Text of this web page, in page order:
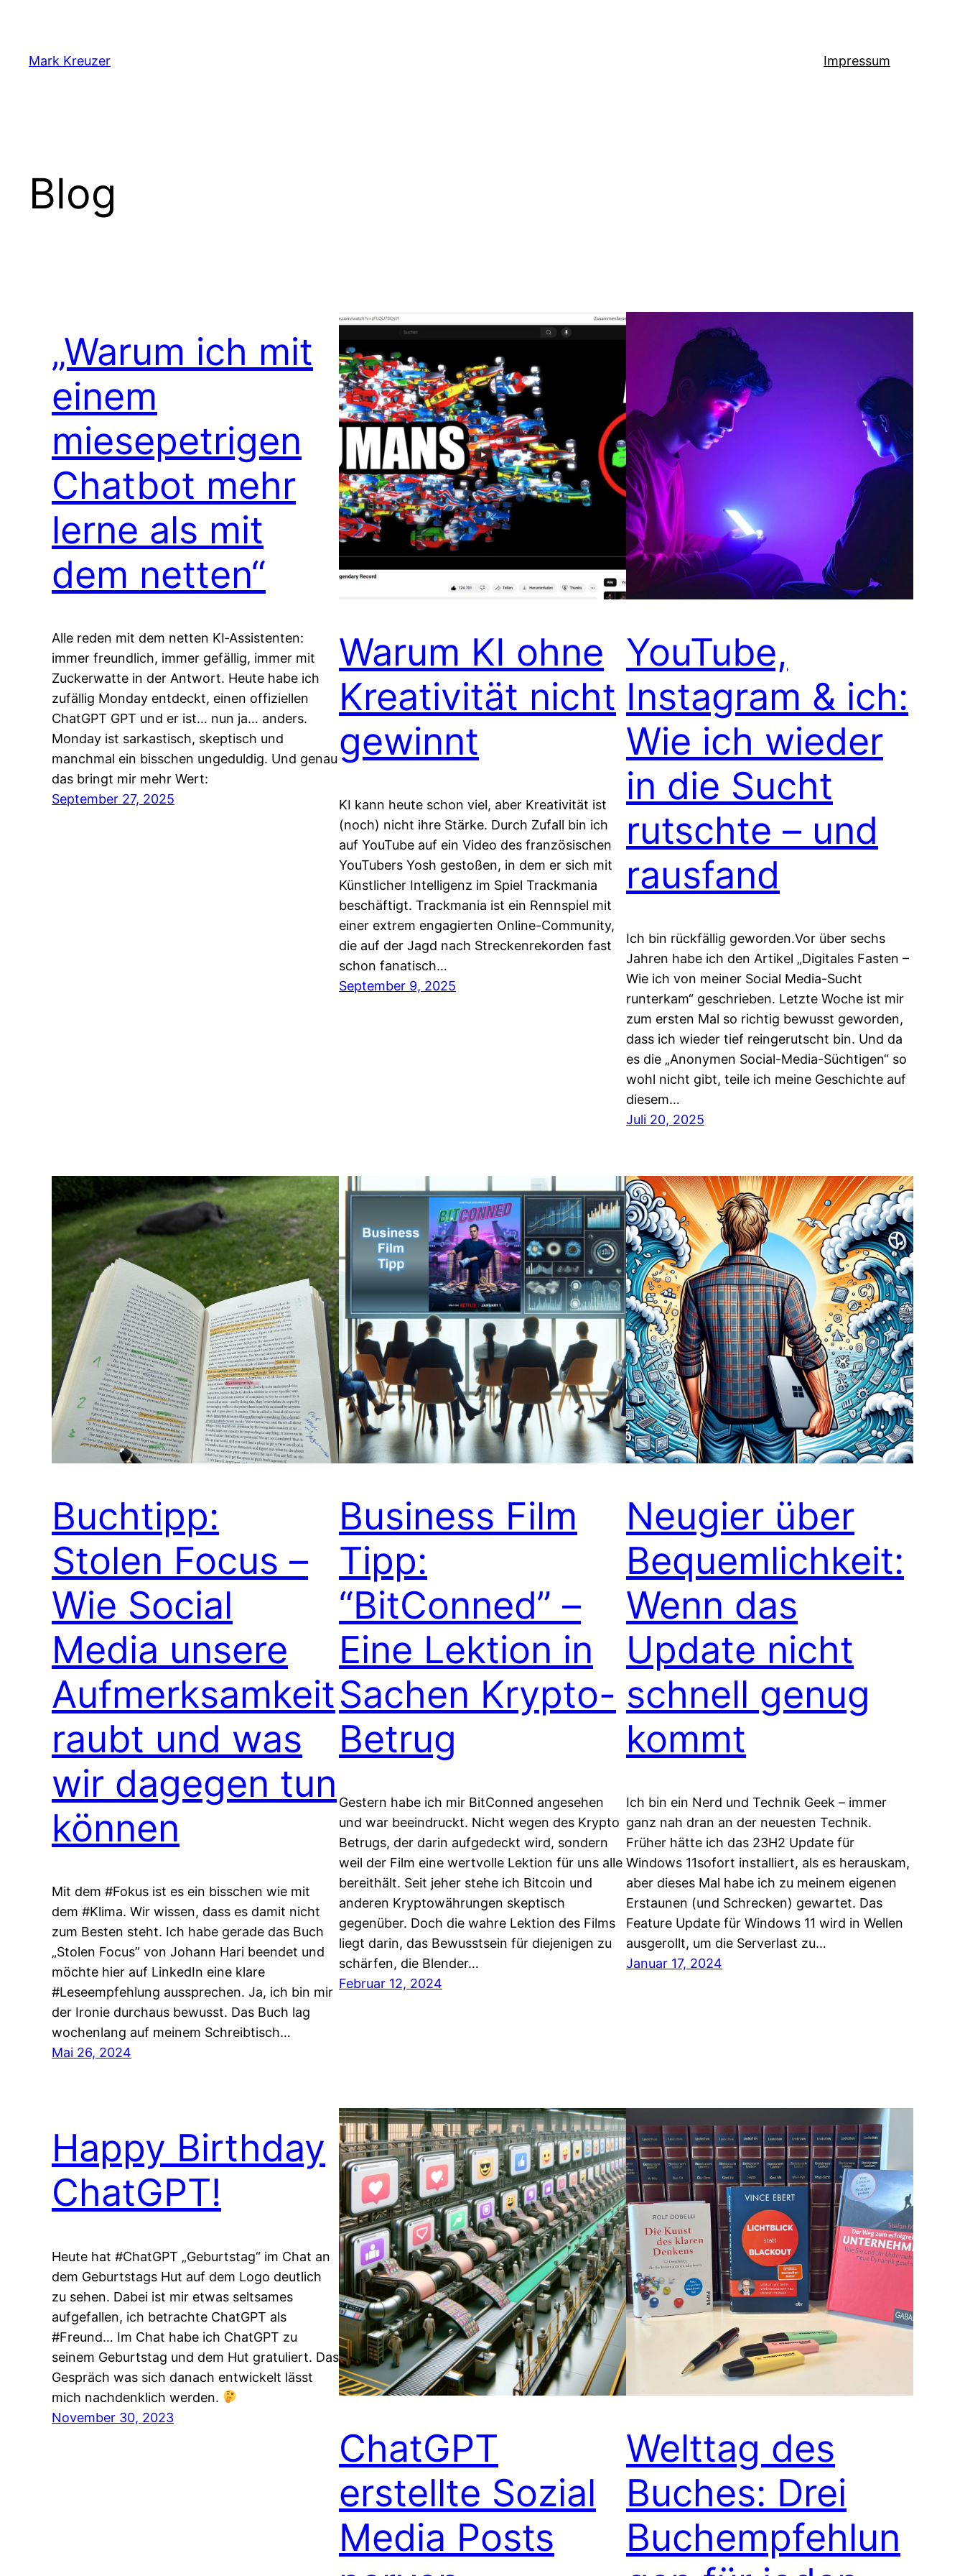
springen
Mark Kreuzer Impressum
Blog
„Warum ich mit
einem
miesepetrigen
Chatbot mehr
lerne als mit
dem netten“
Alle reden mit dem netten KI‑Assistenten:
immer freundlich, immer gefällig, immer mit
Zuckerwatte in der Antwort. Heute habe ich
zufällig Monday entdeckt, einen offiziellen
ChatGPT GPT und er ist… nun ja… anders.
Monday ist sarkastisch, skeptisch und
manchmal ein bisschen ungeduldig. Und genau
das bringt mir mehr Wert:
September 27, 2025
Warum KI ohne
Kreativität nicht
gewinnt
KI kann heute schon viel, aber Kreativität ist
(noch) nicht ihre Stärke. Durch Zufall bin ich
auf YouTube auf ein Video des französischen
YouTubers Yosh gestoßen, in dem er sich mit
Künstlicher Intelligenz im Spiel Trackmania
beschäftigt. Trackmania ist ein Rennspiel mit
einer extrem engagierten Online-Community,
die auf der Jagd nach Streckenrekorden fast
schon fanatisch…
September 9, 2025
YouTube,
Instagram & ich:
Wie ich wieder
in die Sucht
rutschte – und
rausfand
Ich bin rückfällig geworden.Vor über sechs
Jahren habe ich den Artikel „Digitales Fasten –
Wie ich von meiner Social Media-Sucht
runterkam“ geschrieben. Letzte Woche ist mir
zum ersten Mal so richtig bewusst geworden,
dass ich wieder tief reingerutscht bin. Und da
es die „Anonymen Social-Media-Süchtigen“ so
wohl nicht gibt, teile ich meine Geschichte auf
diesem…
Juli 20, 2025
Buchtipp:
Stolen Focus –
Wie Social
Media unsere
Aufmerksamkeit
raubt und was
wir dagegen tun
können
Mit dem #Fokus ist es ein bisschen wie mit
dem #Klima. Wir wissen, dass es damit nicht
zum Besten steht. Ich habe gerade das Buch
„Stolen Focus” von Johann Hari beendet und
möchte hier auf LinkedIn eine klare
#Leseempfehlung aussprechen. Ja, ich bin mir
der Ironie durchaus bewusst. Das Buch lag
wochenlang auf meinem Schreibtisch…
Mai 26, 2024
Business Film
Tipp:
“BitConned” –
Eine Lektion in
Sachen Krypto-
Betrug
Gestern habe ich mir BitConned angesehen
und war beeindruckt. Nicht wegen des Krypto
Betrugs, der darin aufgedeckt wird, sondern
weil der Film eine wertvolle Lektion für uns alle
bereithält. Seit jeher stehe ich Bitcoin und
anderen Kryptowährungen skeptisch
gegenüber. Doch die wahre Lektion des Films
liegt darin, das Bewusstsein für diejenigen zu
schärfen, die Blender…
Februar 12, 2024
Neugier über
Bequemlichkeit:
Wenn das
Update nicht
schnell genug
kommt
Ich bin ein Nerd und Technik Geek – immer
ganz nah dran an der neuesten Technik.
Früher hätte ich das 23H2 Update für
Windows 11sofort installiert, als es herauskam,
aber dieses Mal habe ich zu meinem eigenen
Erstaunen (und Schrecken) gewartet. Das
Feature Update für Windows 11 wird in Wellen
ausgerollt, um die Serverlast zu…
Januar 17, 2024
Happy Birthday
ChatGPT!
Heute hat #ChatGPT „Geburtstag“ im Chat an
dem Geburtstags Hut auf dem Logo deutlich
zu sehen. Dabei ist mir etwas seltsames
aufgefallen, ich betrachte ChatGPT als
#Freund… Im Chat habe ich ChatGPT zu
seinem Geburtstag und dem Hut gratuliert. Das
Gespräch was sich danach entwickelt lässt
mich nachdenklich werden.
November 30, 2023
ChatGPT
erstellte Sozial
Media Posts
Welttag des
Buches: Drei
Buchempfehlun